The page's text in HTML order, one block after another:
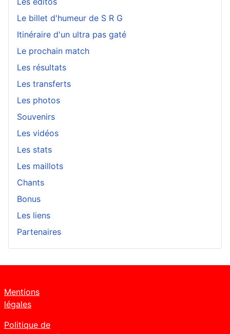
Le billet d'humeur de S R G
Itinéraire d'un ultra pas gaté
Le prochain match
Les résultats
Les transferts
Les photos
Souvenirs
Les vidéos
Les stats
Les maillots
Chants
Bonus
Les liens
Partenaires
Mentions
légales
Politique de